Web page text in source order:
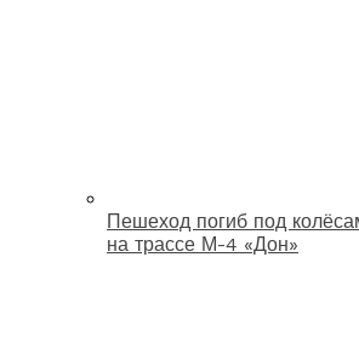
Пешеход погиб под
на трассе М-4 «Дон»